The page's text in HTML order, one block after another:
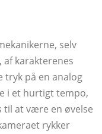
selv
karakterenes
tryk på en analog
i et hurtigt tempo,
til at være en øvelse
rykker